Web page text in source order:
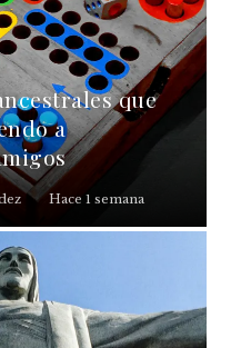
que
a
Hace 1 semana